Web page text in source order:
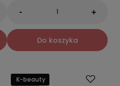
- +
Do koszyka
K-beauty